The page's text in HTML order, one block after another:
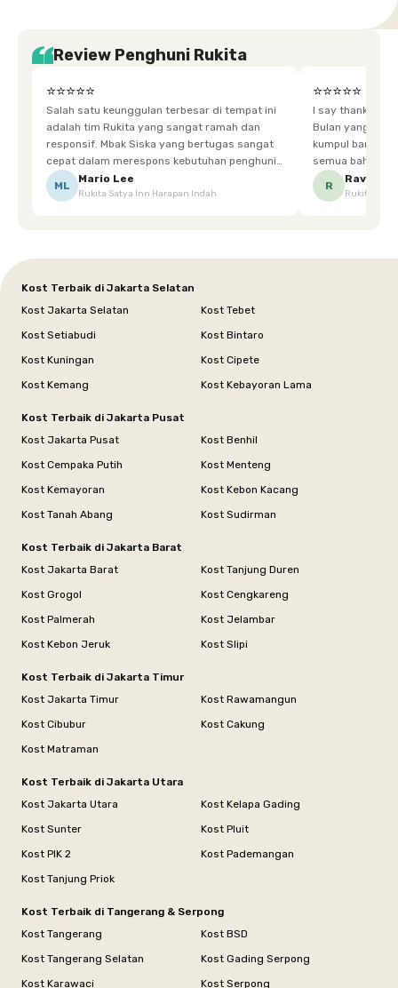
Review Penghuni Rukita
⭐⭐⭐⭐⭐
Salah satu keunggulan terbesar di tempat ini
adalah tim Rukita yang sangat ramah dan
responsif. Mbak Siska yang bertugas sangat
cepat dalam merespons kebutuhan penghuni.
Ketika saya meminta keset karena sempat
terpeleset, permintaan tersebut langsung
ML
Mario Lee
Rukita Satya Inn Harapan Indah
⭐⭐⭐⭐⭐
I say thankyou
Bulan yang super happy! banyak
kumpul bareng
semua bahagia
mgkn saran dari air aja & kebersihan lebih di
R
Ravena
Rukita
Kost Terbaik di Jakarta Selatan
Kost Jakarta Selatan
Kost Tebet
Kost Setiabudi
Kost Bintaro
Kost Kuningan
Kost Cipete
Kost Kemang
Kost Kebayoran Lama
Kost Terbaik di Jakarta Pusat
Kost Jakarta Pusat
Kost Benhil
Kost Cempaka Putih
Kost Menteng
Kost Kemayoran
Kost Kebon Kacang
Kost Tanah Abang
Kost Sudirman
Kost Terbaik di Jakarta Barat
Kost Jakarta Barat
Kost Tanjung Duren
Kost Grogol
Kost Cengkareng
Kost Palmerah
Kost Jelambar
Kost Kebon Jeruk
Kost Slipi
Kost Terbaik di Jakarta Timur
Kost Jakarta Timur
Kost Rawamangun
Kost Cibubur
Kost Cakung
Kost Matraman
Kost Terbaik di Jakarta Utara
Kost Jakarta Utara
Kost Kelapa Gading
Kost Sunter
Kost Pluit
Kost PIK 2
Kost Pademangan
Kost Tanjung Priok
Kost Terbaik di Tangerang & Serpong
Kost Tangerang
Kost BSD
Kost Tangerang Selatan
Kost Gading Serpong
Kost Karawaci
Kost Serpong